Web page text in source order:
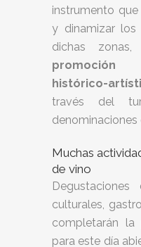
instrumento
y dinamizar los
dichas
histórico-
través del
denominaciones
Muchas
de vino
culturales,
completarán la
para este día